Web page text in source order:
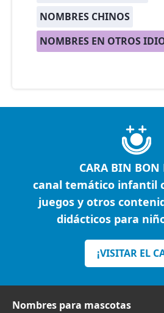
NOMBRES CHINOS
NOMBRES EN OTROS
CARA BIN BON
canal temático infantil
juegos y otros
didácticos para
¡VISITAR EL
Nombres para mascotas